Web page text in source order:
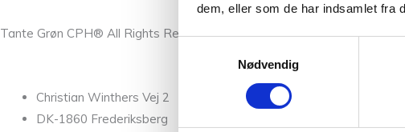
dem, eller som de har indsamlet fra
Nødvendig
Tante Grøn CPH® All Rights Reserved
Christian Winthers Vej 2
DK-1860 Frederiksberg